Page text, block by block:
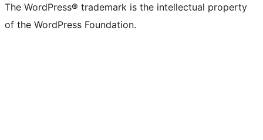
The WordPress® trademark is the intellectual property
of the WordPress Foundation.